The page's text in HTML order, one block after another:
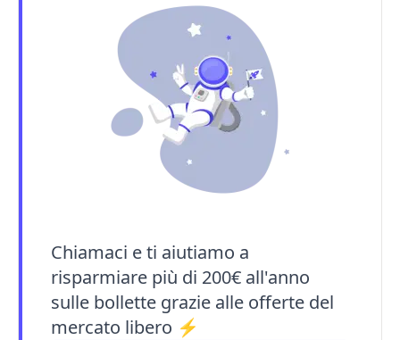
Chiamaci e ti aiutiamo a
risparmiare più di 200€ all'anno
sulle bollette grazie alle offerte del
mercato libero ⚡